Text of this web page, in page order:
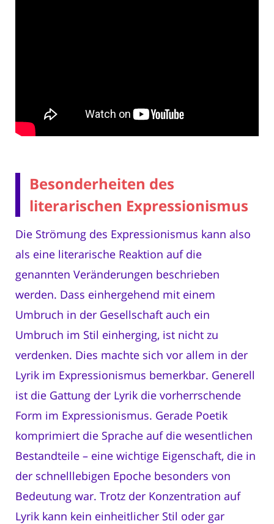
Besonderheiten des
literarischen Expressionismus
Die Strömung des Expressionismus kann also
als eine literarische Reaktion auf die
genannten Veränderungen beschrieben
werden. Dass einhergehend mit einem
Umbruch in der Gesellschaft auch ein
Umbruch im Stil einherging, ist nicht zu
verdenken. Dies machte sich vor allem in der
Lyrik im Expressionismus bemerkbar. Generell
ist die Gattung der Lyrik die vorherrschende
Form im Expressionismus. Gerade Poetik
komprimiert die Sprache auf die wesentlichen
Bestandteile – eine wichtige Eigenschaft, die in
der schnelllebigen Epoche besonders von
Bedeutung war. Trotz der Konzentration auf
Lyrik kann kein einheitlicher Stil oder gar